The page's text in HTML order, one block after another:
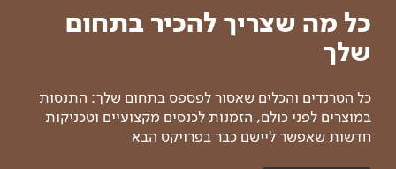
כל מה שצריך להכיר בתחום
שלך
כל הטרנדים והכלים שאסור לפספס בתחום שלך: התנסות
במוצרים לפני כולם, הזמנות לכנסים מקצועיים וטכניקות
חדשות שאפשר ליישם כבר בפרויקט הבא